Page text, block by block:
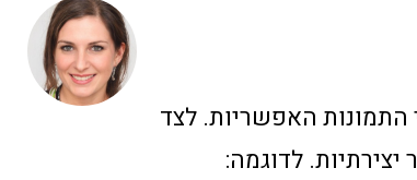
התמונות האפשריות. לצד
לדוגמה: